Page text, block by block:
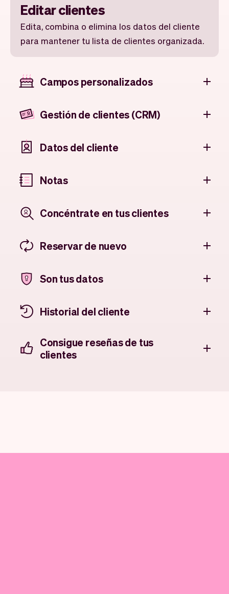
Editar clientes
Edita, combina o elimina los datos del cliente
para mantener tu lista de clientes organizada.
Campos personalizados
Gestión de clientes (CRM)
Datos del cliente
Notas
Concéntrate en tus clientes
Reservar de nuevo
Son tus datos
Historial del cliente
Consigue reseñas de tus
clientes